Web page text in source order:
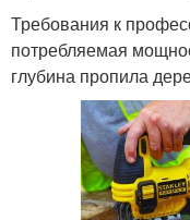
Требования к
потребляемая
глубина пропила